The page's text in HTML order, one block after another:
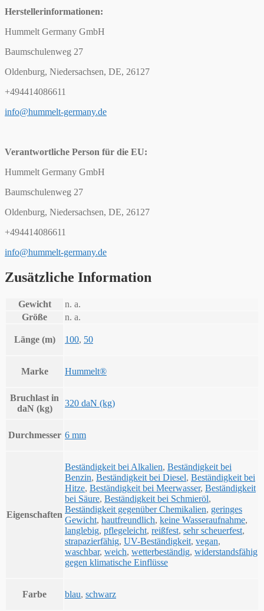
Herstellerinformationen:
Hummelt Germany GmbH
Baumschulenweg 27
Oldenburg, Niedersachsen, DE, 26127
+494414086611
info@hummelt-germany.de
Verantwortliche Person für die EU:
Hummelt Germany GmbH
Baumschulenweg 27
Oldenburg, Niedersachsen, DE, 26127
+494414086611
info@hummelt-germany.de
Zusätzliche Information
Gewicht
n. a.
Größe
n. a.
Länge (m) 100, 50
Marke Hummelt®
Bruchlast in
daN (kg)
320 daN (kg)
Durchmesser 6 mm
Eigenschaften
Beständigkeit bei Alkalien, Beständigkeit bei
Benzin, Beständigkeit bei Diesel, Beständigkeit bei
Hitze, Beständigkeit bei Meerwasser, Beständigkeit
bei Säure, Beständigkeit bei Schmieröl,
Beständigkeit gegenüber Chemikalien, geringes
Gewicht, hautfreundlich, keine Wasseraufnahme,
langlebig, pflegeleicht, reißfest, sehr scheuerfest,
strapazierfähig, UV-Beständigkeit, vegan,
waschbar, weich, wetterbeständig, widerstandsfähig
gegen klimatische Einflüsse
Farbe blau, schwarz